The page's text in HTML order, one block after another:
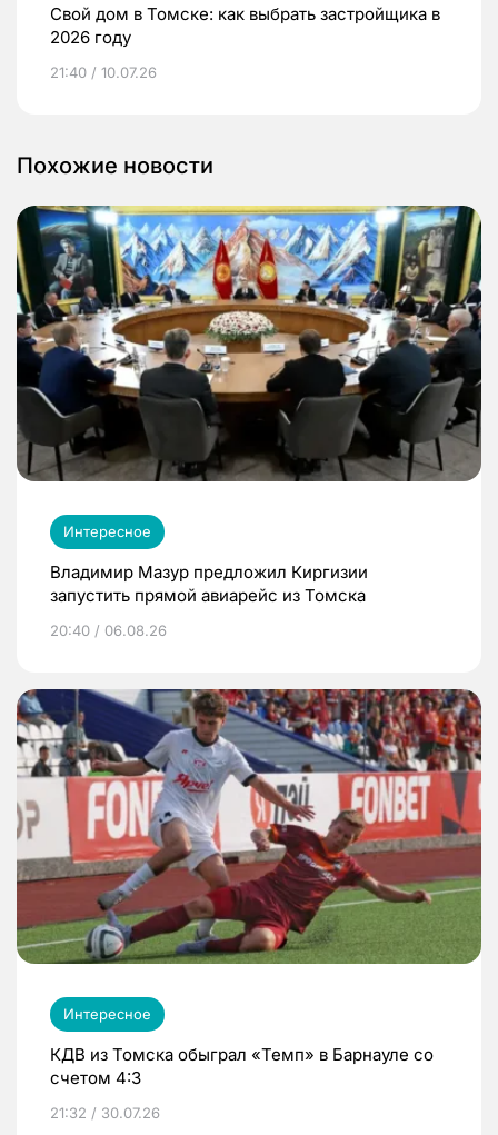
Свой дом в Томске: как выбрать застройщика в
2026 году
21:40 / 10.07.26
Похожие новости
Интересное
Владимир Мазур предложил Киргизии
запустить прямой авиарейс из Томска
20:40 / 06.08.26
Интересное
КДВ из Томска обыграл «Темп» в Барнауле со
счетом 4:3
21:32 / 30.07.26